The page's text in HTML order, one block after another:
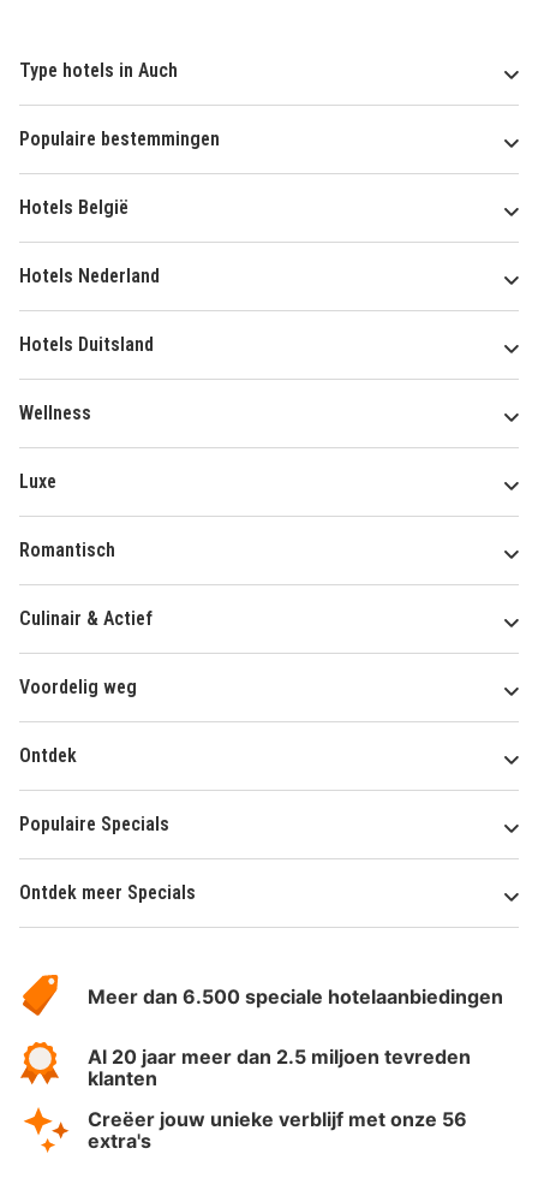
Type hotels in Auch
Populaire bestemmingen
Hotels België
Hotels Nederland
Hotels Duitsland
Wellness
Luxe
Romantisch
Culinair & Actief
Voordelig weg
Ontdek
Populaire Specials
Ontdek meer Specials
HotelSpecials
Meer dan 6.500 speciale hotelaanbiedingen
Al 20 jaar meer dan 2.5 miljoen tevreden
klanten
Creëer jouw unieke verblijf met onze 56
extra's